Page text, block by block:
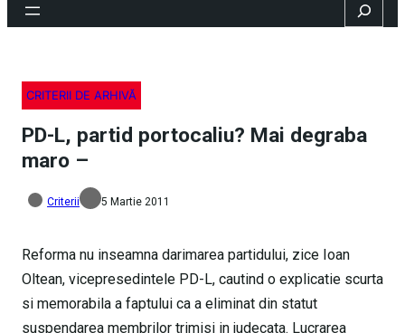
Search
CRITERII DE ARHIVĂ
PD-L, partid portocaliu? Mai degraba
maro –
Criterii 5 Martie 2011
Reforma nu inseamna darimarea partidului, zice Ioan
Oltean, vicepresedintele PD-L, cautind o explicatie scurta
si memorabila a faptului ca a eliminat din statut
suspendarea membrilor trimisi in judecata. Lucrarea